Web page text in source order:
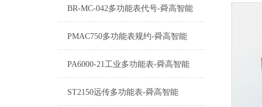
BR-MC-042多功能表代号-舜高智能
PMAC750多功能表规约-舜高智能
PA6000-21工业多功能表-舜高智能
ST2150远传多功能表-舜高智能